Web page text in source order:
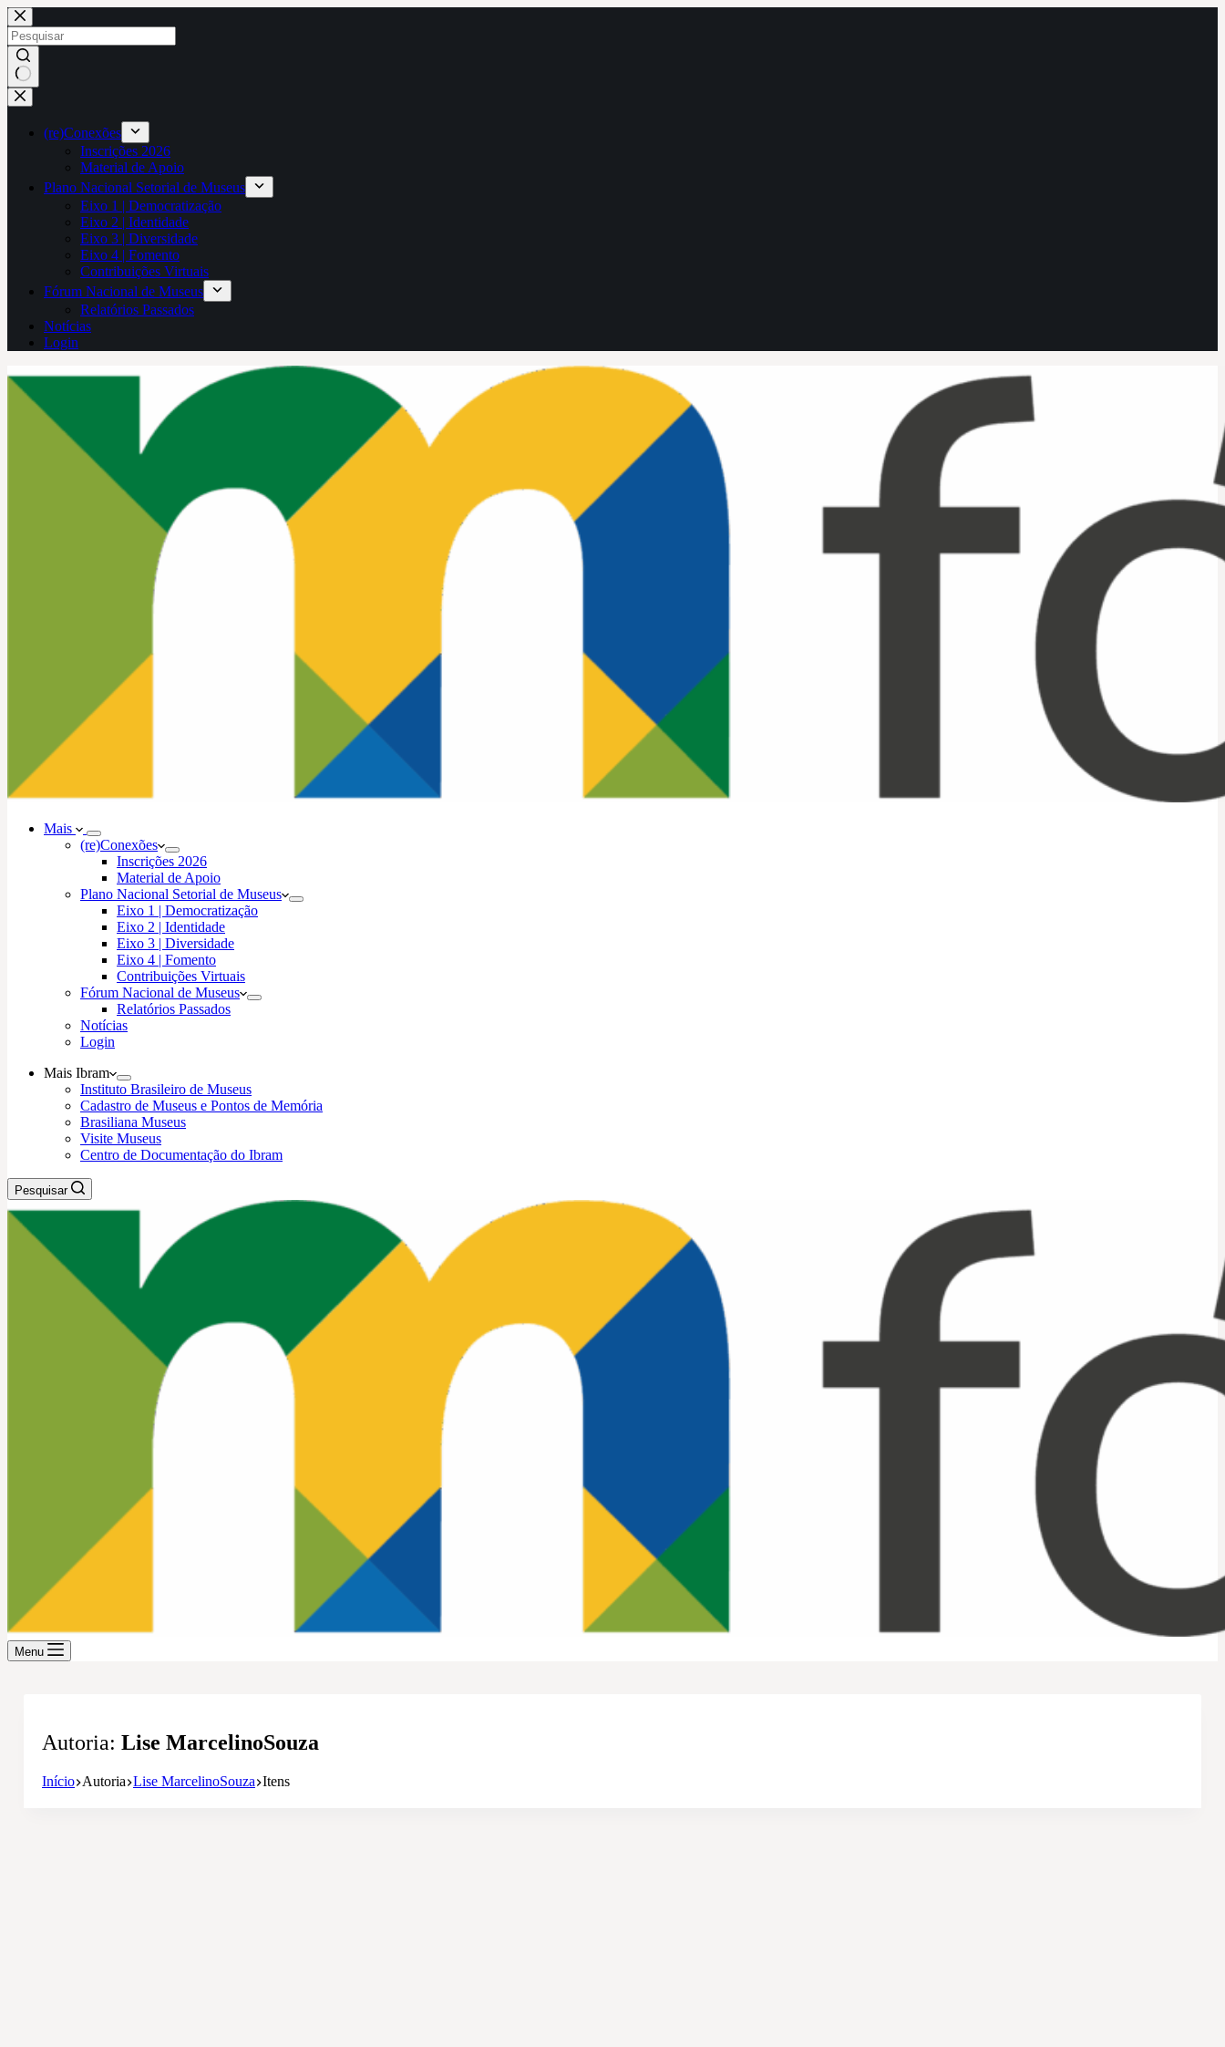
Pular
para
o
conteúdo
Sem
resultados
(re)Conexões
Inscrições 2026
Material de Apoio
Plano Nacional Setorial de Museus
Eixo 1 | Democratização
Eixo 2 | Identidade
Eixo 3 | Diversidade
Eixo 4 | Fomento
Contribuições Virtuais
Fórum Nacional de Museus
Relatórios Passados
Notícias
Login
Mais
(re)Conexões
Inscrições 2026
Material de Apoio
Plano Nacional Setorial de Museus
Eixo 1 | Democratização
Eixo 2 | Identidade
Eixo 3 | Diversidade
Eixo 4 | Fomento
Contribuições Virtuais
Fórum Nacional de Museus
Relatórios Passados
Notícias
Login
Mais Ibram
Instituto Brasileiro de Museus
Cadastro de Museus e Pontos de Memória
Brasiliana Museus
Visite Museus
Centro de Documentação do Ibram
Pesquisar
Menu
Autoria Lise MarcelinoSouza
Início Autoria Lise MarcelinoSouza Itens